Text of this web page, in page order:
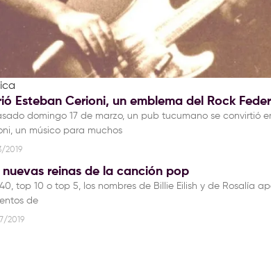
Esteban Cerioni, un emblema del Rock
domingo 17 de marzo, un pub tucumano se convirtió
un músico para muchos
2019
nuevas reinas de la canción pop
40, top 10 o top 5, los nombres de Billie Eilish y de Rosalía
de
2019